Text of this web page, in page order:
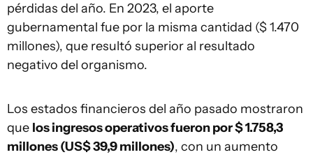
pérdidas del año. En 2023, el aporte
gubernamental fue por la misma cantidad ($ 1.470
millones), que resultó superior al resultado
negativo del organismo.
Los estados financieros del año pasado mostraron
que los ingresos operativos fueron por $ 1.758,3
millones (US$ 39,9 millones), con un aumento